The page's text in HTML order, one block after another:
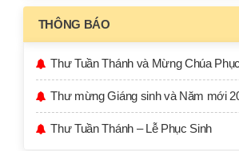
THÔNG BÁO
Thư Tuần Thánh và Mừng Chúa
Thư mừng Giáng sinh và Năm mới
Thư Tuần Thánh – Lễ Phục Sinh